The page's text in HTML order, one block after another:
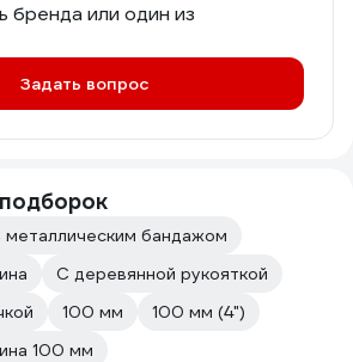
бренда или один из
Задать вопрос
металлическим бандажом
С деревянной рукояткой
100 мм
100 мм (4")
100 мм